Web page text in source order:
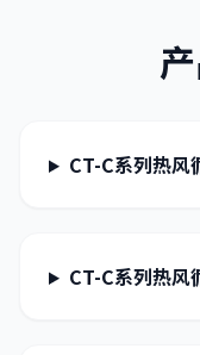
CT-C系列热风
CT-C系列热风